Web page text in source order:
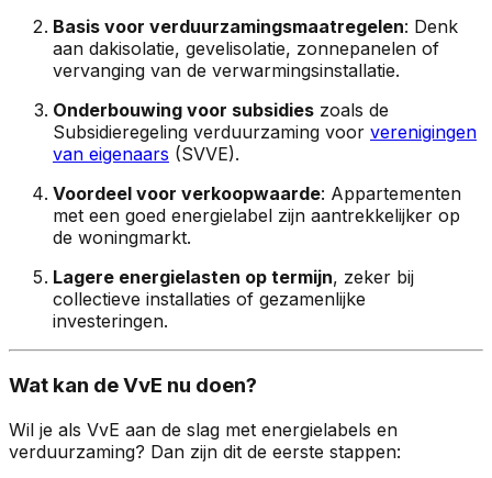
Basis voor verduurzamingsmaatregelen: Denk
aan dakisolatie, gevelisolatie, zonnepanelen of
vervanging van de verwarmingsinstallatie.
Onderbouwing voor subsidies zoals de
Subsidieregeling verduurzaming voor verenigingen
van eigenaars (SVVE).
Voordeel voor verkoopwaarde: Appartementen
met een goed energielabel zijn aantrekkelijker op
de woningmarkt.
Lagere energielasten op termijn, zeker bij
collectieve installaties of gezamenlijke
investeringen.
Wat kan de VvE nu doen?
Wil je als VvE aan de slag met energielabels en
verduurzaming? Dan zijn dit de eerste stappen: